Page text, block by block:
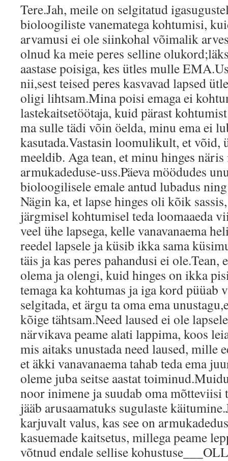
Tere.Jah, meile on selgitatud
bioloogiliste vanematega kohtumisi,
arvamusi ei ole siinkohal võimalik
olnud ka meie peres selline
aastase poisiga, kes ütles mulle
nii,sest teised peres kasvavad lapsed
oligi lihtsam.Mina poisi emaga ei
lastekaitsetöötaja, kuid pärast
ma sulle tädi võin öelda, minu ema ei
kasutada.Vastasin loomulikult, et võid,
meeldib. Aga tean, et minu hinges
armukadeduse-uss.Päeva möödudes
bioloogilisele emale antud lubadus
Nägin ka, et lapse hinges oli kõik
järgmisel kohtumisel teda loomaaeda
veel ühe lapsega, kelle vanavanaema
reedel lapsele ja küsib ikka sama
täis ja kas peres pahandusi ei ole.Tean,
olema ja olengi, kuid hinges on ikka
temaga ka kohtumas ja iga kord püüab
selgitada, et ärgu ta oma ema
kõige tähtsam.Need laused ei ole
närvikava peame alati lappima, koos
mis aitaks unustada need laused, mille
et äkki vanavanaema tahab teda ema
oleme juba seitse aastat
noor inimene ja suudab oma
jääb arusaamatuks sugulaste
karjuvalt valus, kas see on
kasuemade kaitsetus, millega peame
võtnud endale sellise